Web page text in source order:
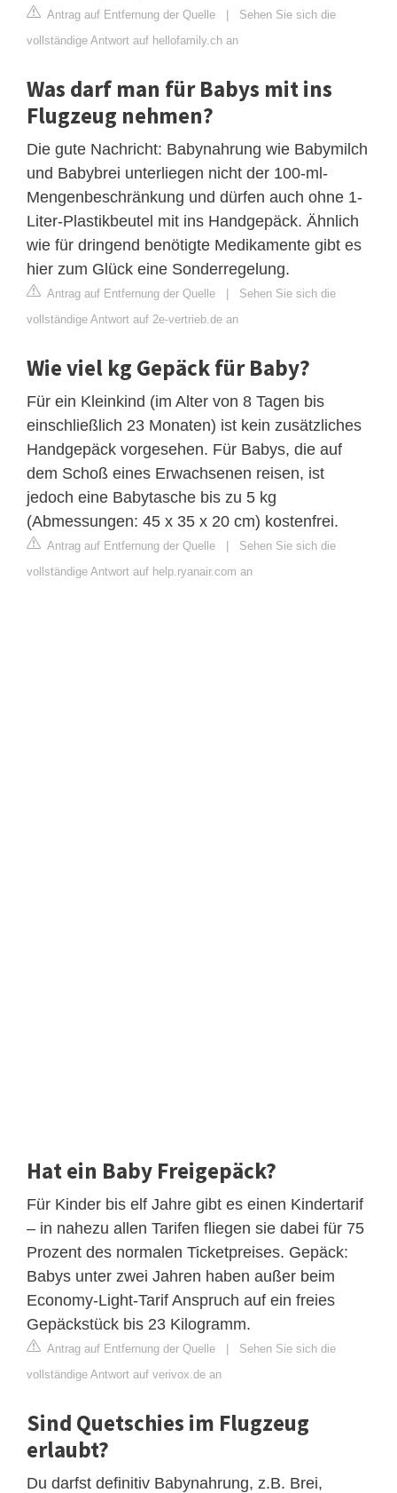
Antrag auf Entfernung der Quelle | Sehen Sie sich die
vollständige Antwort auf hellofamily.ch an
Was darf man für Babys mit ins
Flugzeug nehmen?
Die gute Nachricht: Babynahrung wie Babymilch
und Babybrei unterliegen nicht der 100-ml-
Mengenbeschränkung und dürfen auch ohne 1-
Liter-Plastikbeutel mit ins Handgepäck. Ähnlich
wie für dringend benötigte Medikamente gibt es
hier zum Glück eine Sonderregelung.
Antrag auf Entfernung der Quelle | Sehen Sie sich die
vollständige Antwort auf 2e-vertrieb.de an
Wie viel kg Gepäck für Baby?
Für ein Kleinkind (im Alter von 8 Tagen bis
einschließlich 23 Monaten) ist kein zusätzliches
Handgepäck vorgesehen. Für Babys, die auf
dem Schoß eines Erwachsenen reisen, ist
jedoch eine Babytasche bis zu 5 kg
(Abmessungen: 45 x 35 x 20 cm) kostenfrei.
Antrag auf Entfernung der Quelle | Sehen Sie sich die
vollständige Antwort auf help.ryanair.com an
Hat ein Baby Freigepäck?
Für Kinder bis elf Jahre gibt es einen Kindertarif
– in nahezu allen Tarifen fliegen sie dabei für 75
Prozent des normalen Ticketpreises. Gepäck:
Babys unter zwei Jahren haben außer beim
Economy-Light-Tarif Anspruch auf ein freies
Gepäckstück bis 23 Kilogramm.
Antrag auf Entfernung der Quelle | Sehen Sie sich die
vollständige Antwort auf verivox.de an
Sind Quetschies im Flugzeug
erlaubt?
Du darfst definitiv Babynahrung, z.B. Brei,